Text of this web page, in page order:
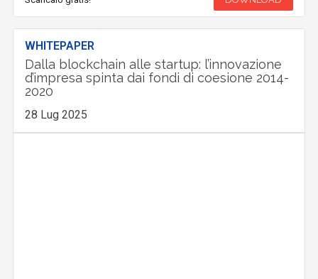
WHITEPAPER
Dalla blockchain alle startup: l’innovazione
d’impresa spinta dai fondi di coesione 2014-
2020
28 Lug 2025